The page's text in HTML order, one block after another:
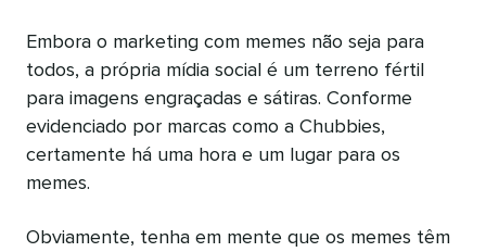
Embora o marketing com memes não seja para
todos, a própria mídia social é um terreno fértil
para imagens engraçadas e sátiras. Conforme
evidenciado por marcas como a Chubbies,
certamente há uma hora e um lugar para os
memes.
Obviamente, tenha em mente que os memes têm